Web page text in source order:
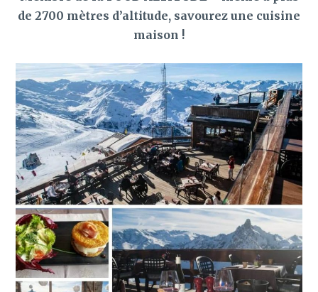
de 2700 mètres d’altitude, savourez une cuisine
maison !